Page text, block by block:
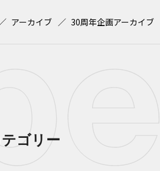
アーカイブ 30周年企画アーカイブ
ゴリー